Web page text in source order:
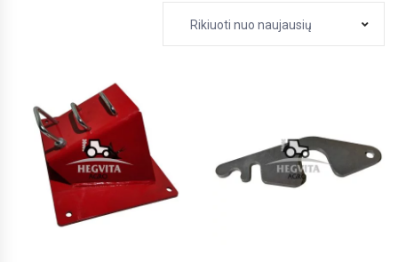
Rikiuoti nuo naujausių